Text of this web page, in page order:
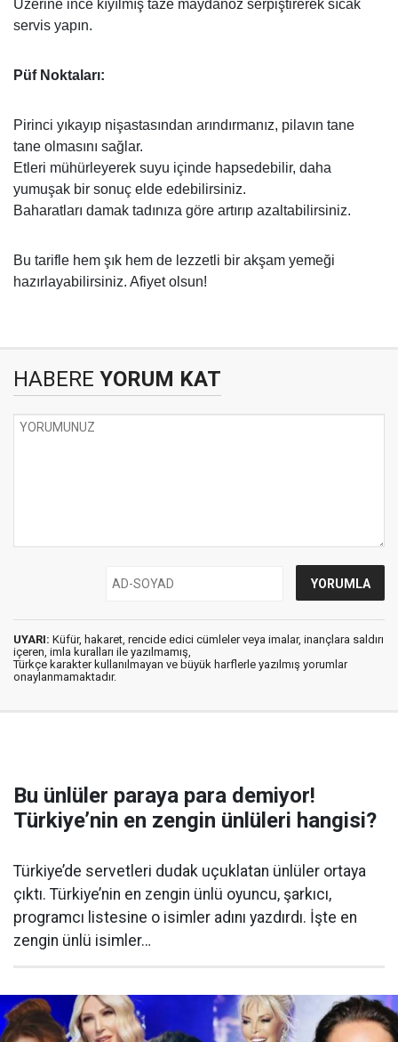
Üzerine ince kıyılmış taze maydanoz serpiştirerek sıcak
servis yapın.
Püf Noktaları:
Pirinci yıkayıp nişastasından arındırmanız, pilavın tane
tane olmasını sağlar.
Etleri mühürleyerek suyu içinde hapsedebilir, daha
yumuşak bir sonuç elde edebilirsiniz.
Baharatları damak tadınıza göre artırıp azaltabilirsiniz.
Bu tarifle hem şık hem de lezzetli bir akşam yemeği
hazırlayabilirsiniz. Afiyet olsun!
HABERE YORUM KAT
UYARI: Küfür, hakaret, rencide edici cümleler veya imalar, inançlara saldırı
içeren, imla kuralları ile yazılmamış,
Türkçe karakter kullanılmayan ve büyük harflerle yazılmış yorumlar
onaylanmamaktadır.
Bu ünlüler paraya para demiyor!
Türkiye’nin en zengin ünlüleri hangisi?
Türkiye’de servetleri dudak uçuklatan ünlüler ortaya
çıktı. Türkiye’nin en zengin ünlü oyuncu, şarkıcı,
programcı listesine o isimler adını yazdırdı. İşte en
zengin ünlü isimler…